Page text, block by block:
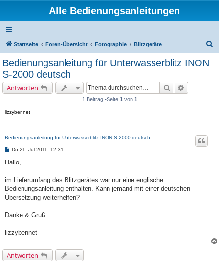
Alle Bedienungsanleitungen
Startseite Foren-Übersicht Fotographie Blitzgeräte
Bedienungsanleitung für Unterwasserblitz INON
S-2000 deutsch
Antworten Suche
1 Beitrag •Seite 1 von 1
lizzybennet
Bedienungsanleitung für Unterwasserblitz INON S-2000 deutsch
B
i
a
Do 21. Jul 2011, 12:31
Hallo,
im Lieferumfang des Blitzgerätes war nur eine englische
Bedienungsanleitung enthalten. Kann jemand mit einer deutschen
Übersetzung weiterhelfen?
Danke & Gruß
lizzybennet
Antworten